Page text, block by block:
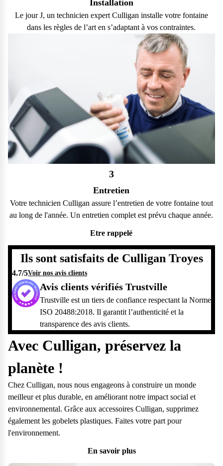
Installation
Le jour J, un technicien expert Culligan installe votre fontaine
dans les règles de l’art en s’adaptant à vos contraintes.
3
Entretien
Votre technicien Culligan assure l’entretien de votre fontaine tout
au long de l'année. Un entretien complet est prévu chaque année.
Etre rappelé
Ils sont satisfaits de Culligan Troyes
4.7/5Voir nos avis clients
Avis clients vérifiés Trustville
Trustville est un tiers de confiance respectant la Norme
ISO 20488:2018. Il garantit l’authenticité et la
transparence des avis clients.
Avec Culligan, préservez la
planète !
Chez Culligan, nous nous engageons à construire un monde
meilleur et plus durable, en améliorant notre impact social et
environnemental. Grâce aux accessoires Culligan, supprimez
également les gobelets plastiques. Faites votre part pour
l'environnement.
En savoir plus